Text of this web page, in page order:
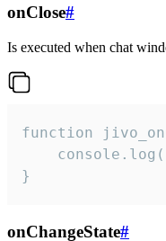
onClose#
Is executed when chat
function
}
onChangeState#